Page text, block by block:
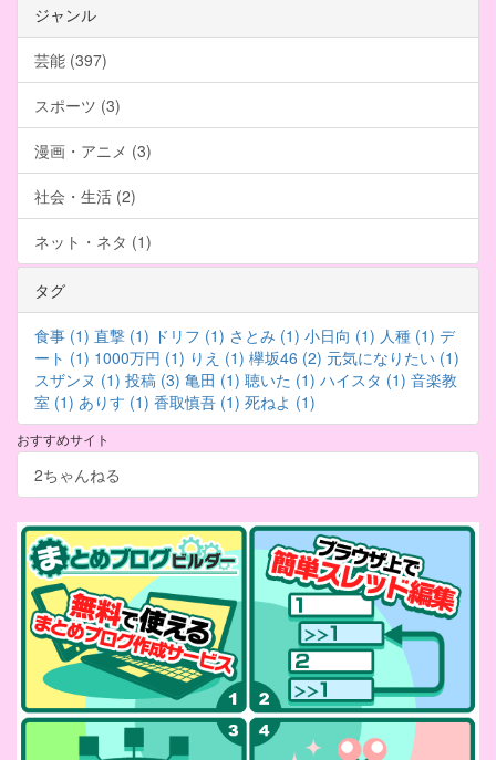
ジャンル
芸能 (397)
スポーツ (3)
漫画・アニメ (3)
社会・生活 (2)
ネット・ネタ (1)
タグ
食事 (1) 直撃 (1) ドリフ (1) さとみ (1) 小日向 (1) 人種 (1) デ
ート (1) 1000万円 (1) りえ (1) 欅坂46 (2) 元気になりたい (1)
スザンヌ (1) 投稿 (3) 亀田 (1) 聴いた (1) ハイスタ (1) 音楽教
室 (1) ありす (1) 香取慎吾 (1) 死ねよ (1)
おすすめサイト
2ちゃんねる